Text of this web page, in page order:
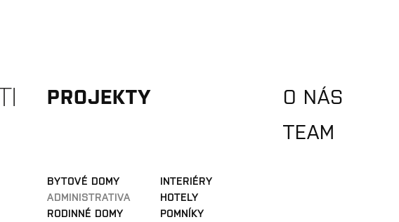
PROJEKTY
O NÁS
TEAM
BYTOVÉ DOMY
ADMINISTRATIVA
RODINNÉ DOMY
INTERIÉRY
HOTELY
POMNÍKY